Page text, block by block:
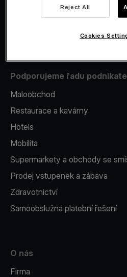
Platební terminál v telefonu
Podporujeme řadu
Maloobchod
Restaurace a kavárny
Hotels
Mobilita
Supermarkety a obchody se
Prodej vstupenek a zábava
Zdravotnictví
Samoobslužná platební řešení
O nás
Firma
Reject All
Cookies